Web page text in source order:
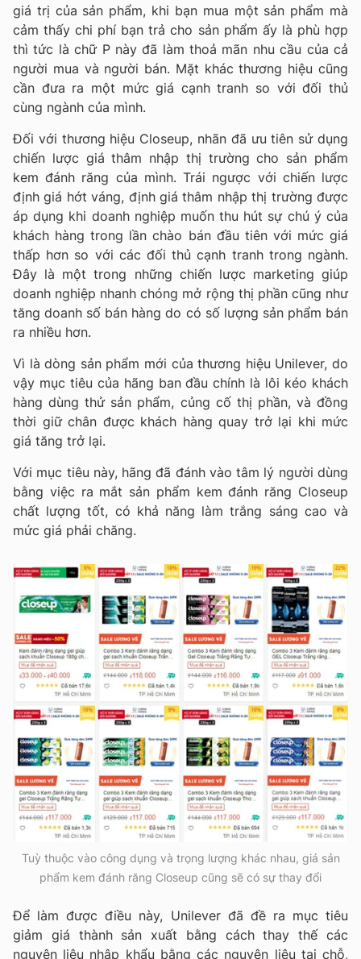
giá trị của sản phẩm, khi bạn mua một sản phẩm mà
cảm thấy chi phí bạn trả cho sản phẩm ấy là phù hợp
thì tức là chữ P này đã làm thoả mãn nhu cầu của cả
người mua và người bán. Mặt khác thương hiệu cũng
cần đưa ra một mức giá cạnh tranh so với đối thủ
cùng ngành của mình.
Đối với thương hiệu Closeup, nhãn đã ưu tiên sử dụng
chiến lược giá thâm nhập thị trường cho sản phẩm
kem đánh răng của mình. Trái ngược với chiến lược
định giá hớt váng, định giá thâm nhập thị trường được
áp dụng khi doanh nghiệp muốn thu hút sự chú ý của
khách hàng trong lần chào bán đầu tiên với mức giá
thấp hơn so với các đối thủ cạnh tranh trong ngành.
Đây là một trong những chiến lược marketing giúp
doanh nghiệp nhanh chóng mở rộng thị phần cũng như
tăng doanh số bán hàng do có số lượng sản phẩm bán
ra nhiều hơn.
Vì là dòng sản phẩm mới của thương hiệu Unilever, do
vậy mục tiêu của hãng ban đầu chính là lôi kéo khách
hàng dùng thử sản phẩm, củng cố thị phần, và đồng
thời giữ chân được khách hàng quay trở lại khi mức
giá tăng trở lại.
Với mục tiêu này, hãng đã đánh vào tâm lý người dùng
bằng việc ra mắt sản phẩm kem đánh răng Closeup
chất lượng tốt, có khả năng làm trắng sáng cao và
mức giá phải chăng.
Tuỳ thuộc vào công dụng và trọng lượng khác nhau, giá sản
phẩm kem đánh răng Closeup cũng sẽ có sự thay đổi
Để làm được điều này, Unilever đã đề ra mục tiêu
giảm giá thành sản xuất bằng cách thay thế các
nguyên liệu nhập khẩu bằng các nguyên liệu tại chỗ,